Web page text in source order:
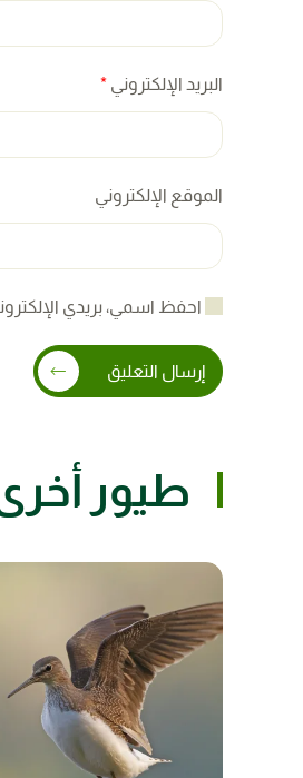
البريد الإلكتروني *
الموقع الإلكتروني
احفظ اسمي، بريدي
إرسال التعليق
طيور